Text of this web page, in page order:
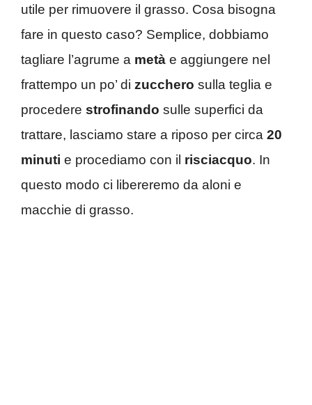
utile per rimuovere il grasso. Cosa bisogna
fare in questo caso? Semplice, dobbiamo
tagliare l’agrume a metà e aggiungere nel
frattempo un po’ di zucchero sulla teglia e
procedere strofinando sulle superfici da
trattare, lasciamo stare a riposo per circa 20
minuti e procediamo con il risciacquo. In
questo modo ci libereremo da aloni e
macchie di grasso.